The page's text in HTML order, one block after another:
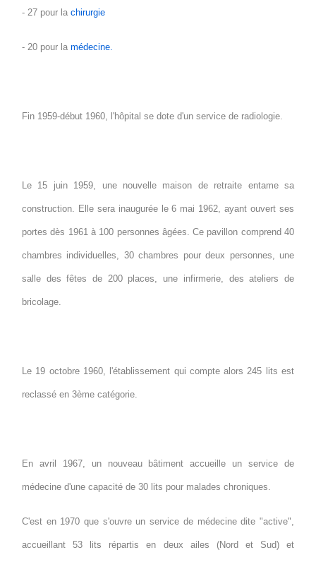
- 27 pour la chirurgie
- 20 pour la médecine.
Fin 1959-début 1960, l'hôpital se dote d'un service de radiologie.
Le 15 juin 1959, une nouvelle maison de retraite entame sa
construction. Elle sera inaugurée le 6 mai 1962, ayant ouvert ses
portes dès 1961 à 100 personnes âgées. Ce pavillon comprend 40
chambres individuelles, 30 chambres pour deux personnes, une
salle des fêtes de 200 places, une infirmerie, des ateliers de
bricolage.
Le 19 octobre 1960, l'établissement qui compte alors 245 lits est
reclassé en 3ème catégorie.
En avril 1967, un nouveau bâtiment accueille un service de
médecine d'une capacité de 30 lits pour malades chroniques.
C'est en 1970 que s'ouvre un service de médecine dite "active",
accueillant 53 lits répartis en deux ailes (Nord et Sud) et